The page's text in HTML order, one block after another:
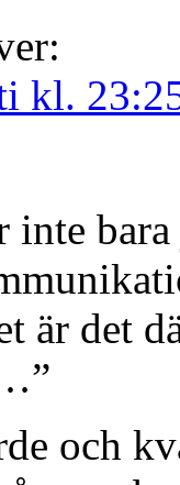
kl.
inte
är det
och